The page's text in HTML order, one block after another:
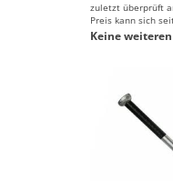
zuletzt überprüft
Preis kann sich
Keine